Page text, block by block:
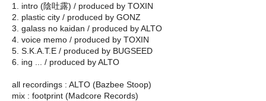
1. intro (陰吐露) / produced by TOXIN
2. plastic city / produced by GONZ
3. galass no kaidan / produced by ALTO
4. voice memo / produced by TOXIN
5. S.K.A.T.E / produced by BUGSEED
6. ing ... / produced by ALTO
all recordings : ALTO (Bazbee Stoop)
mix : footprint (Madcore Records)